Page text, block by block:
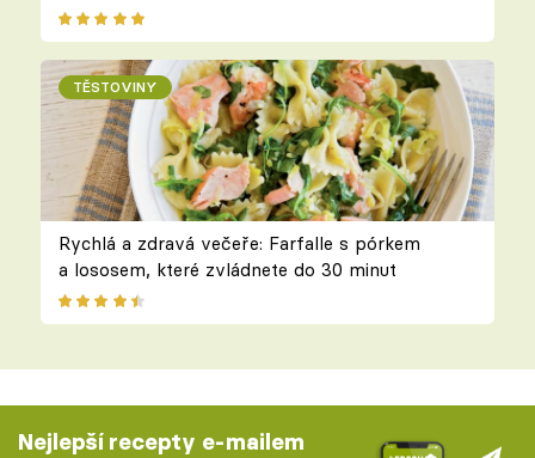
TĚSTOVINY
Rychlá a zdravá večeře: Farfalle s pórkem
a lososem, které zvládnete do 30 minut
Nejlepší recepty e-mailem